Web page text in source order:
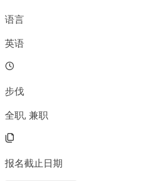
语言
英语
步伐
全职, 兼职
报名截止日期